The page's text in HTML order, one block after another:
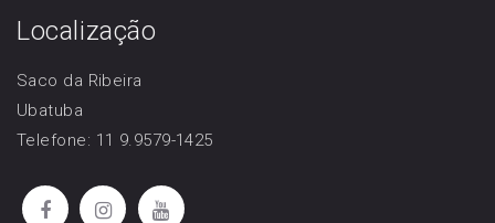
Localização
Saco da Ribeira
Ubatuba
Telefone: 11 9.9579-1425